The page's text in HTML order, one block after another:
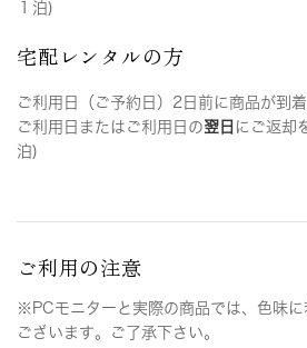
１泊)
宅配レンタルの方
ご利用日（ご予約日）2日前に商品が到着
ご利用日またはご利用日の翌日 にご返却
泊)
ご利用の注意
※PCモニターと実際の商品では、色味
ございます。ご了承下さい。